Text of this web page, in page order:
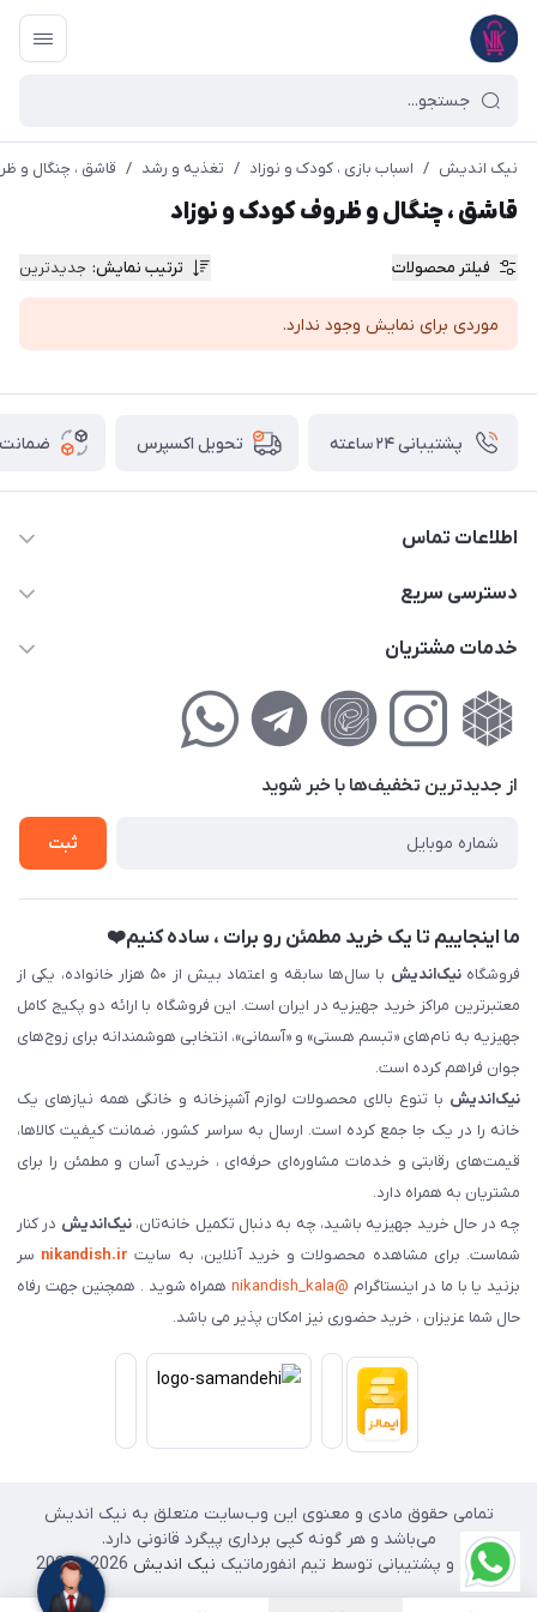
نیک اندیش / اسباب بازی ، کودک و نوزاد / تغذیه و رشد / قاشق ، چنگال و
قاشق ، چنگال و ظروف کودک و نوزاد
فیلتر محصولات ترتیب نمایش: جدیدترین
موردی برای نمایش وجود ندارد.
پشتیبانی ۲۴ ساعته تحویل اکسپرس ضمانت
اطلاعات تماس
02177111474
کوچه گلریز 4 غربی ، پلاک 13
دسترسی سریع
حساب کاربری
لیست محصولات
خدمات مشتریان
راهنمای‌خرید‌آنلاین
حریم خصوصی
فروش‌اقساطی
از جدید‌ترین تخفیف‌ها با‌ خبر شوید
ثبت
ما اینجاییم تا یک خرید مطمئن رو برات ، ساده کنیم❤️
فروشگاهنیک‌اندیش
با سال‌ها سابقه و اعتماد بیش از ۵۰ هزار خانواده، یکی از
معتبرترین مراکز خرید جهیزیه در ایران است. این فروشگاه با ارائه دو پکیج کامل
جهیزیه به نام‌های «تبسم هستی» و «آسمانی»، انتخابی هوشمندانه برای زوج‌های
جوان فراهم کرده است.
نیک‌اندیش با تنوع بالای محصولات لوازم آشپزخانه و خانگی همه نیازهای یک
خانه را در یک جا جمع کرده است. ارسال به سراسر کشور، ضمانت کیفیت کالاها،
قیمت‌های رقابتی و خدمات مشاوره‌ای حرفه‌ای ، خریدی آسان و مطمئن را برای
مشتریان به همراه دارد.
چه در حال خرید جهیزیه باشید، چه به دنبال تکمیل خانه‌تان،نیک‌اندیش در کنار
شماست. برای مشاهده محصولات و خرید آنلاین، به سایت nikandish.ir سر
بزنید یا با ما در اینستاگرام @nikandish_kala
همراه شوید . همچنین جهت رفاه
حال شما عزیزان ، خرید حضوری نیز امکان پذیر می باشد.
تمامی حقوق مادی و معنوی این وب‌سایت متعلق به نیک اندیش
می‌باشد و هر گونه کپی برداری پیگرد قانونی دارد.
طراحی و پشتیبانی توسط تیم انفورماتیک نیک اندیش 2026 - 2025